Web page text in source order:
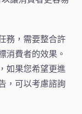
務，需要整合許
消費者的效果。
如果您希望更進
，可以考慮諮詢